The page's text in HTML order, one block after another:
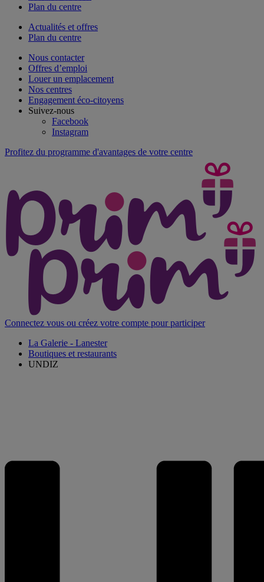
Plan du centre
Actualités et offres
Plan du centre
Nous contacter
Offres d’emploi
Louer un emplacement
Nos centres
Engagement éco-citoyens
Suivez-nous
Facebook
Instagram
Profitez du programme d'avantages de votre centre
Connectez vous ou créez votre compte pour participer
La Galerie - Lanester
Boutiques et restaurants
UNDIZ